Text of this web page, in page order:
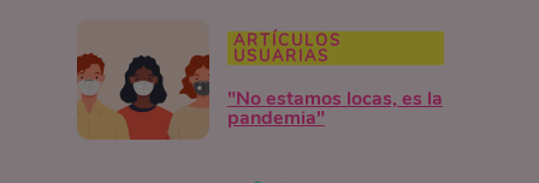
ARTÍCULOS
USUARIAS
"No estamos locas, es la
pandemia"